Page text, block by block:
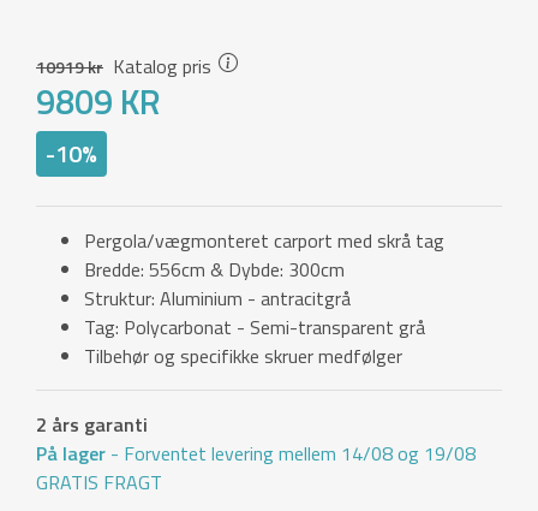
10919 kr Katalog pris
9809 KR
-10%
Pergola/vægmonteret carport med skrå tag
Bredde: 556cm & Dybde: 300cm
Struktur: Aluminium - antracitgrå
Tag: Polycarbonat - Semi-transparent grå
Tilbehør og specifikke skruer medfølger
2 års garanti
På lager - Forventet levering mellem 14/08 og 19/08
GRATIS FRAGT